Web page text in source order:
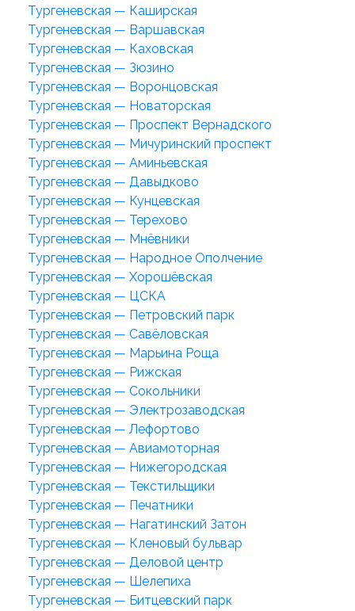
Тургеневская — Каширская
Тургеневская — Варшавская
Тургеневская — Каховская
Тургеневская — Зюзино
Тургеневская — Воронцовская
Тургеневская — Новаторская
Тургеневская — Проспект Вернадского
Тургеневская — Мичуринский проспект
Тургеневская — Аминьевская
Тургеневская — Давыдково
Тургеневская — Кунцевская
Тургеневская — Терехово
Тургеневская — Мнёвники
Тургеневская — Народное Ополчение
Тургеневская — Хорошёвская
Тургеневская — ЦСКА
Тургеневская — Петровский парк
Тургеневская — Савёловская
Тургеневская — Марьина Роща
Тургеневская — Рижская
Тургеневская — Сокольники
Тургеневская — Электрозаводская
Тургеневская — Лефортово
Тургеневская — Авиамоторная
Тургеневская — Нижегородская
Тургеневская — Текстильщики
Тургеневская — Печатники
Тургеневская — Нагатинский Затон
Тургеневская — Кленовый бульвар
Тургеневская — Деловой центр
Тургеневская — Шелепиха
Тургеневская — Битцевский парк